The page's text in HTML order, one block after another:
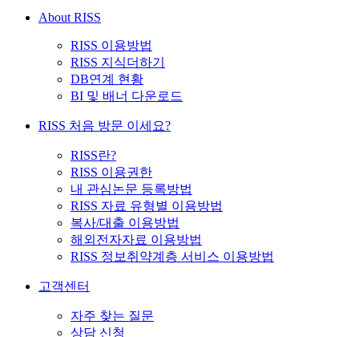
About RISS
RISS 이용방법
RISS 지식더하기
DB연계 현황
BI 및 배너 다운로드
RISS 처음 방문 이세요?
RISS란?
RISS 이용권한
내 관심논문 등록방법
RISS 자료 유형별 이용방법
복사/대출 이용방법
해외전자자료 이용방법
RISS 정보취약계층 서비스 이용방법
고객센터
자주 찾는 질문
상담 신청